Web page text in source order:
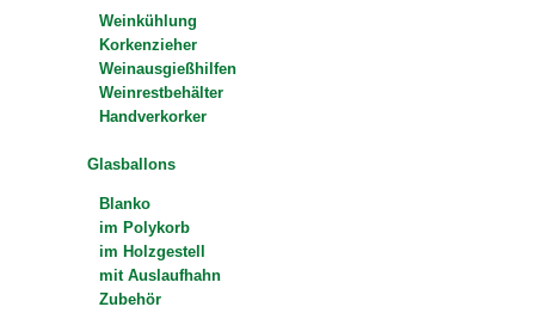
Weinkühlung
Korkenzieher
Weinausgießhilfen
Weinrestbehälter
Handverkorker
Glasballons
Blanko
im Polykorb
im Holzgestell
mit Auslaufhahn
Zubehör